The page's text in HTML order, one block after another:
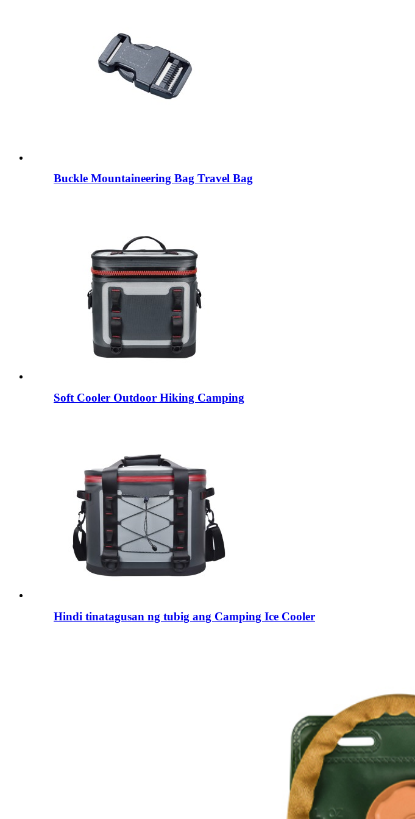
Buckle Mountaineering Bag Travel Bag
Soft Cooler Outdoor Hiking Camping
Hindi tinatagusan ng tubig ang Camping Ice Cooler